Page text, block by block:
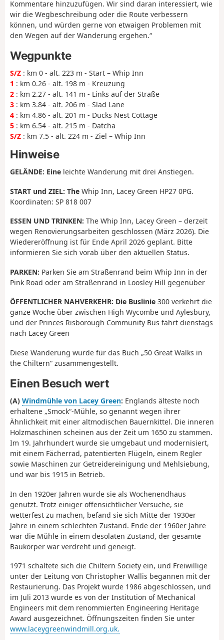
Kommentare hinzuzufügen. Wir sind daran interessiert, wie
wir die Wegbeschreibung oder die Route verbessern
können, und würden gerne von etwaigen Problemen mit
den Wegen auf der Wanderung ergehen.“
Wegpunkte
S/Z : km 0 - alt. 223 m - Start – Whip Inn
1 : km 0.26 - alt. 198 m - Kreuzung
2 : km 2.27 - alt. 141 m - Links auf der Straße
3 : km 3.84 - alt. 206 m - Slad Lane
4 : km 4.86 - alt. 201 m - Ducks Nest Cottage
5 : km 6.54 - alt. 215 m - Datcha
S/Z : km 7.5 - alt. 224 m - Ziel – Whip Inn
Hinweise
GELÄNDE: Eine leichte Wanderung mit drei Anstiegen.
START und ZIEL: The Whip Inn, Lacey Green HP27 0PG.
Koordinaten: SP 818 007
ESSEN UND TRINKEN: The Whip Inn, Lacey Green – derzeit
wegen Renovierungsarbeiten geschlossen (März 2026). Die
Wiedereröffnung ist für Ende April 2026 geplant. Bitte
informieren Sie sich vorab über den aktuellen Status.
PARKEN: Parken Sie am Straßenrand beim Whip Inn in der
Pink Road oder am Straßenrand in Loosley Hill gegenüber
ÖFFENTLICHER NAHVERKEHR: Die Buslinie 300 verkehrt die
ganze Woche über zwischen High Wycombe und Aylesbury,
und der Princes Risborough Community Bus fährt dienstags
nach Lacey Green
Diese Wanderung wurde für das Buch „50 Great Walks in
the Chiltern“ zusammengestellt.
Einen Besuch wert
(A) Windmühle von Lacey Green: Englands älteste noch
erhaltene „Smock“-Mühle, so genannt wegen ihrer
Ähnlichkeit mit einer altmodischen Bauernkittel. Die inneren
Holzmaschinen scheinen aus der Zeit um 1650 zu stammen.
Im 19. Jahrhundert wurde sie umgebaut und modernisiert,
mit einem Fächerrad, patentierten Flügeln, einem Regler
sowie Maschinen zur Getreidereinigung und Mehlsiebung,
und war bis 1915 in Betrieb.
In den 1920er Jahren wurde sie als Wochenendhaus
genutzt. Trotz einiger offensichtlicher Versuche, sie
wetterfest zu machen, befand sie sich Mitte der 1930er
Jahre in einem schlechten Zustand. Ende der 1960er Jahre
war die Mühle in einem desolaten Zustand, der gesamte
Baukörper war verdreht und geneigt.
1971 schaltete sich die Chiltern Society ein, und Freiwillige
unter der Leitung von Christopher Wallis begannen mit der
Restaurierung. Das Projekt wurde 1986 abgeschlossen, und
im Juli 2013 wurde es von der Institution of Mechanical
Engineers mit dem renommierten Engineering Heritage
Award ausgezeichnet. Öffnungszeiten finden Sie unter
www.laceygreenwindmill.org.uk.